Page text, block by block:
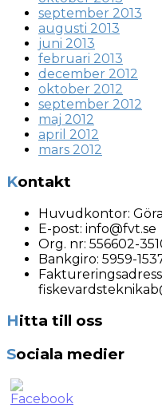
september 2013
augusti 2013
juni 2013
februari 2013
december 2012
oktober 2012
september 2012
maj 2012
april 2012
mars 2012
Kontakt
Huvudkontor:
E-post: info@fvt.se
Org. nr: 556602-
Bankgiro: 5959-
Hitta till oss
Sociala medier